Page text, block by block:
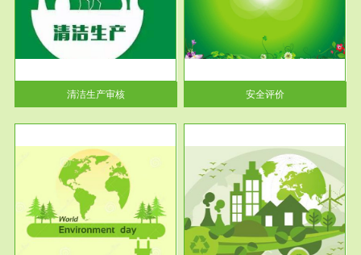
清洁生产审核
安全评价
安全评价安全评价目的是查找、
分析和预测工程、系统、生产经
营活...
安全评价
服务范围
VOCs在线监测
根据《重点区域大气污染防